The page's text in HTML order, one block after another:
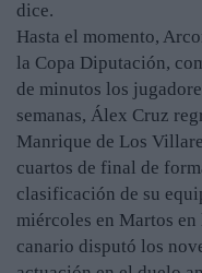
dice.
Hasta el momento,
la Copa Diputación,
de minutos los
semanas, Álex Cruz
Manrique de Los
cuartos de final de
clasificación de su
miércoles en Martos
canario disputó los